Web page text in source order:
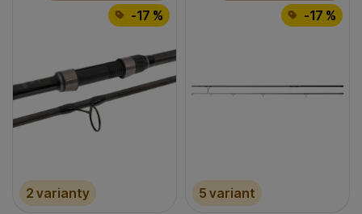
-17 %
2 varianty
-17 %
5 variant